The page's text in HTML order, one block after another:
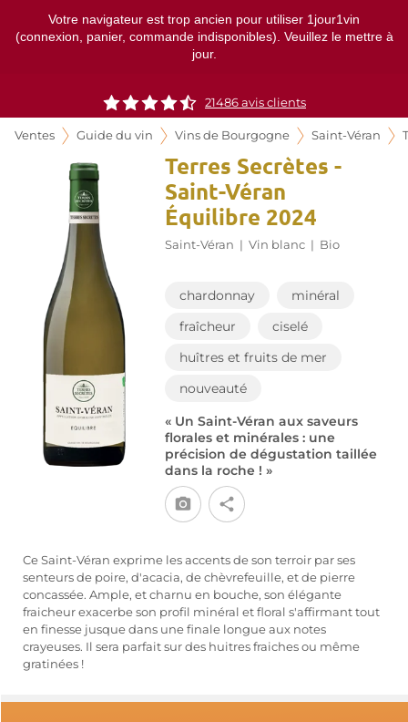
Votre navigateur est trop ancien pour utiliser 1jour1vin
(connexion, panier, commande indisponibles). Veuillez le mettre à
jour.
21486 avis clients
Ventes Guide du vin Vins de Bourgogne Saint-Véran
Terres Secrètes -
Saint-Véran
Équilibre 2024
Saint-Véran | Vin blanc | Bio
chardonnay
minéral
fraîcheur
ciselé
huîtres et fruits de mer
nouveauté
« Un Saint-Véran aux saveurs
florales et minérales : une
précision de dégustation taillée
dans la roche ! »
Ce Saint-Véran exprime les accents de son terroir par ses
senteurs de poire, d'acacia, de chèvrefeuille, et de pierre
concassée. Ample, et charnu en bouche, son élégante
fraicheur exacerbe son profil minéral et floral s'affirmant tout
en finesse jusque dans une finale longue aux notes
crayeuses. Il sera parfait sur des huitres fraiches ou même
gratinées !